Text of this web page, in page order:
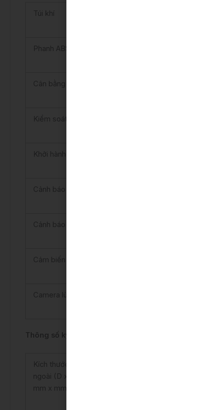
Túi khí
Phanh ABS, EBD, BA
Cân bằng điện tử
Kiểm soát lực kéo
Khởi hành ngang dốc
Cảnh báo điểm mù
Cảnh báo phương tiện cắt ngang khi lùi
Cảm biến hỗ trợ đỗ xe
Camera lùi
Thông số kỹ thuật ngoại thất:
Kích thước tổng thể bên
ngoài (D x R x C) (mm x
mm x mm)